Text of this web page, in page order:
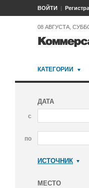
ВОЙТИ
08 АВГУСТА,
КАТЕГОРИИ
ДАТА
с
по
ИСТОЧНИК
МЕСТО